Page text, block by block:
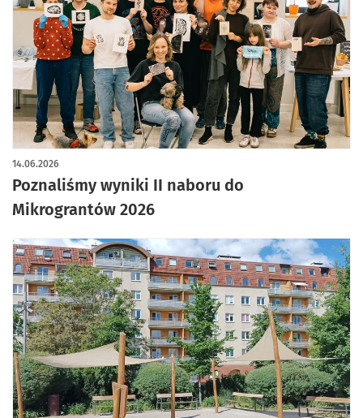
Poznaliśmy wyniki II naboru do
Mikrograntów 2026
14.06.2026